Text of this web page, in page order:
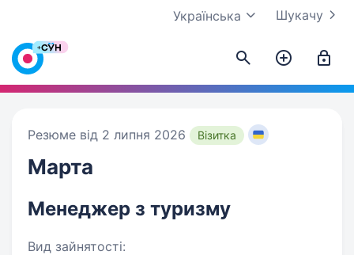
Шукачу
Українська
Резюме від 2 липня 2026 Візитка
Марта
Менеджер з туризму
Вид зайнятості: